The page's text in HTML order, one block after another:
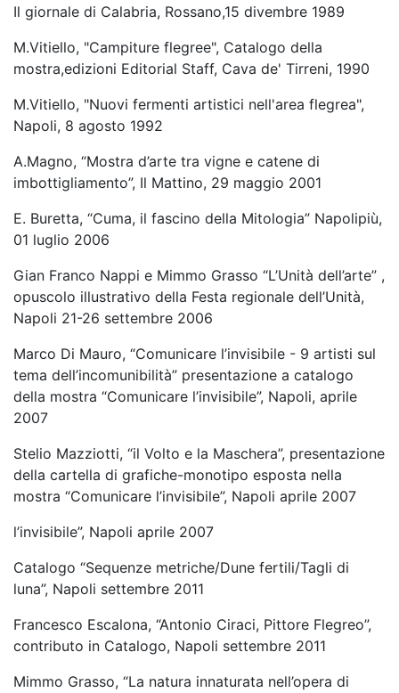
Il giornale di Calabria, Rossano,15 divembre 1989
M.Vitiello, "Campiture flegree", Catalogo della
mostra,edizioni Editorial Staff, Cava de' Tirreni, 1990
M.Vitiello, "Nuovi fermenti artistici nell'area flegrea",
Napoli, 8 agosto 1992
A.Magno, “Mostra d’arte tra vigne e catene di
imbottigliamento”, Il Mattino, 29 maggio 2001
E. Buretta, “Cuma, il fascino della Mitologia” Napolipiù,
01 luglio 2006
Gian Franco Nappi e Mimmo Grasso “L’Unità dell’arte” ,
opuscolo illustrativo della Festa regionale dell’Unità,
Napoli 21-26 settembre 2006
Marco Di Mauro, “Comunicare l’invisibile - 9 artisti sul
tema dell’incomunibilità” presentazione a catalogo
della mostra “Comunicare l’invisibile”, Napoli, aprile
2007
Stelio Mazziotti, “il Volto e la Maschera”, presentazione
della cartella di grafiche-monotipo esposta nella
mostra “Comunicare l’invisibile”, Napoli aprile 2007
l’invisibile”, Napoli aprile 2007
Catalogo “Sequenze metriche/Dune fertili/Tagli di
luna”, Napoli settembre 2011
Francesco Escalona, “Antonio Ciraci, Pittore Flegreo”,
contributo in Catalogo, Napoli settembre 2011
Mimmo Grasso, “La natura innaturata nell’opera di